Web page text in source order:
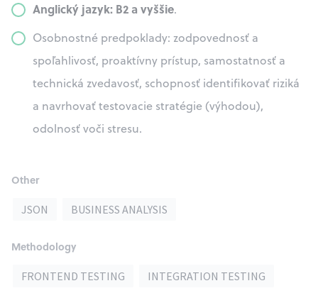
Anglický jazyk: B2 a vyššie.
Osobnostné predpoklady: zodpovednosť a
spoľahlivosť, proaktívny prístup, samostatnosť a
technická zvedavosť, schopnosť identifikovať riziká
a navrhovať testovacie stratégie (výhodou),
odolnosť voči stresu.
Other
JSON BUSINESS ANALYSIS
Methodology
FRONTEND TESTING
INTEGRATION TESTING